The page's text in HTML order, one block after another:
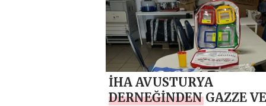
İHA AVUSTURYA
DERNEĞİNDEN GAZZE VE